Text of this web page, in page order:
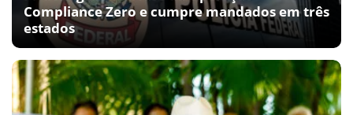
Compliance Zero e cumpre mandados em três
estados